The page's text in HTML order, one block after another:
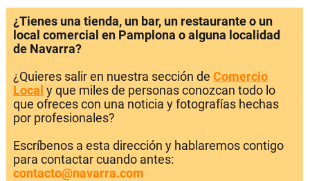
¿Tienes una tienda, un bar, un restaurante o un
local comercial en Pamplona o alguna localidad
de Navarra?
¿Quieres salir en nuestra sección de Comercio
Local y que miles de personas conozcan todo lo
que ofreces con una noticia y fotografías hechas
por profesionales?
Escríbenos a esta dirección y hablaremos contigo
para contactar cuando antes:
contacto@navarra.com